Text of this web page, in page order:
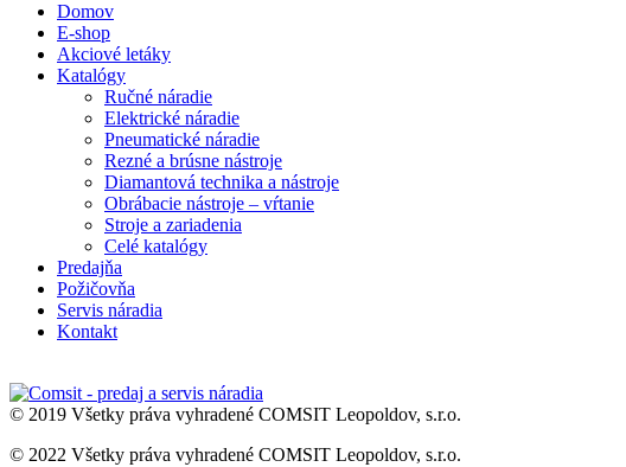
Domov
E-shop
Akciové letáky
Katalógy
Ručné náradie
Elektrické náradie
Pneumatické náradie
Rezné a brúsne nástroje
Diamantová technika a nástroje
Obrábacie nástroje – vŕtanie
Stroje a zariadenia
Celé katalógy
Predajňa
Požičovňa
Servis náradia
Kontakt
© 2019 Všetky práva vyhradené COMSIT Leopoldov, s.r.o.
© 2022 Všetky práva vyhradené COMSIT Leopoldov, s.r.o.